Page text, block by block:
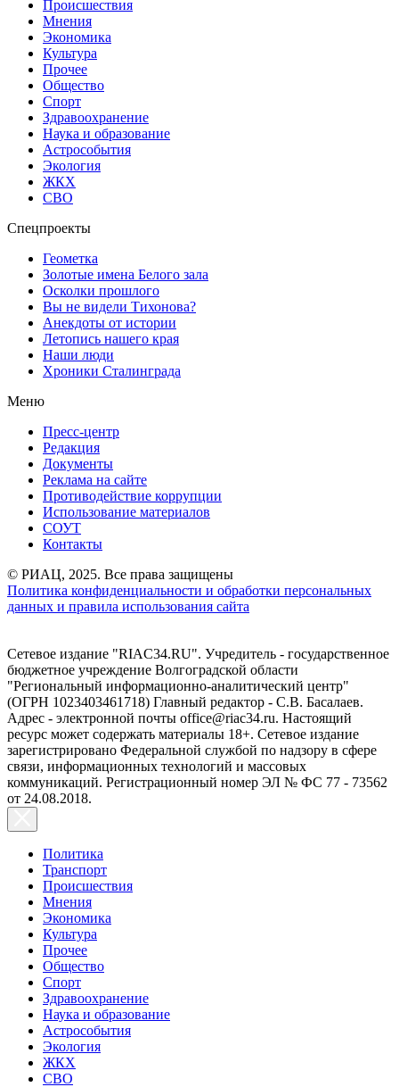
Происшествия
Мнения
Экономика
Культура
Прочее
Общество
Спорт
Здравоохранение
Наука и образование
Астрособытия
Экология
ЖКХ
СВО
Спецпроекты
Геометка
Золотые имена Белого зала
Осколки прошлого
Вы не видели Тихонова?
Анекдоты от истории
Летопись нашего края
Наши люди
Хроники Сталинграда
Меню
Пресс-центр
Редакция
Документы
Реклама на сайте
Противодействие коррупции
Использование материалов
СОУТ
Контакты
© РИАЦ, 2025. Все права защищены
Политика конфиденциальности и обработки персональных
данных и правила использования сайта
Сетевое издание "RIAC34.RU". Учредитель - государственное
бюджетное учреждение Волгоградской области
"Региональный информационно-аналитический центр"
(ОГРН 1023403461718) Главный редактор - С.В. Басалаев.
Адрес - электронной почты office@riac34.ru. Настоящий
ресурс может содержать материалы 18+. Сетевое издание
зарегистрировано Федеральной службой по надзору в сфере
связи, информационных технологий и массовых
коммуникаций. Регистрационный номер ЭЛ № ФС 77 - 73562
от 24.08.2018.
Политика
Транспорт
Происшествия
Мнения
Экономика
Культура
Прочее
Общество
Спорт
Здравоохранение
Наука и образование
Астрособытия
Экология
ЖКХ
СВО